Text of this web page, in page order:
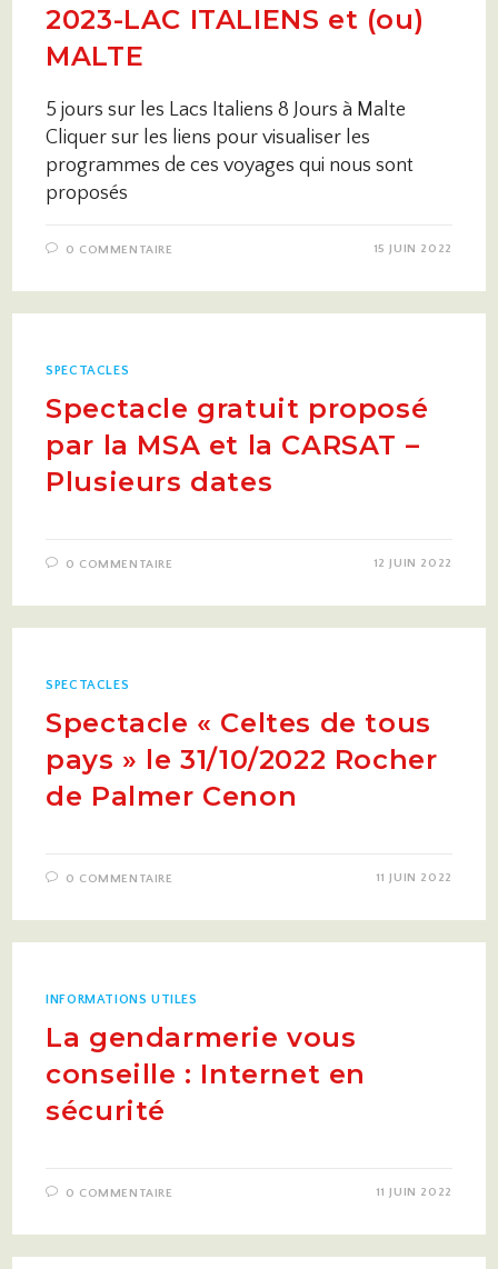
2023-LAC ITALIENS et (ou)
MALTE
5 jours sur les Lacs Italiens 8 Jours à Malte
Cliquer sur les liens pour visualiser les
programmes de ces voyages qui nous sont
proposés
0 COMMENTAIRE 15 JUIN 2022
SPECTACLES
Spectacle gratuit proposé
par la MSA et la CARSAT –
Plusieurs dates
0 COMMENTAIRE 12 JUIN 2022
SPECTACLES
Spectacle « Celtes de tous
pays » le 31/10/2022 Rocher
de Palmer Cenon
0 COMMENTAIRE 11 JUIN 2022
INFORMATIONS UTILES
La gendarmerie vous
conseille : Internet en
sécurité
0 COMMENTAIRE 11 JUIN 2022